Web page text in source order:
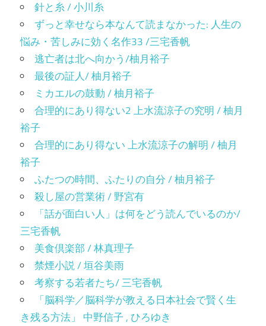
針と糸 / 小川糸
ずっと幸せなら本なんて読まなかった: 人生の
悩み・苦しみに効く名作33 /三宅香帆
逃亡者は北へ向かう/柚月裕子
最後の証人/ 柚月裕子
ミカエルの鼓動 / 柚月裕子
合理的にあり得ない2 上水流涼子の究明 / 柚月
裕子
合理的にあり得ない 上水流涼子の解明 / 柚月
裕子
ふたつの時間、ふたりの自分 / 柚月裕子
殺し屋の営業術 / 野宮有
「話が面白い人」は何をどう読んでいるのか/
三宅香帆
美食倶楽部 / 林真理子
禁煙小説 / 垣谷美雨
考察する若者たち/ 三宅香帆
「脳科学／脳科学が教える日本社会で賢く生
き残る方法」 中野信子 , ひろゆき